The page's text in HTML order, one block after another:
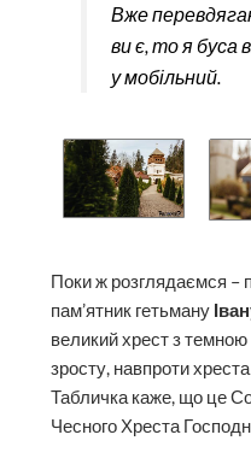
Вже
ви є, то я буса
у мобільний.
Поки ж розглядаємся –
пам’ятник гетьману
великий хрест з
зросту, навпроти
Табличка каже, що це
Чесного Хреста